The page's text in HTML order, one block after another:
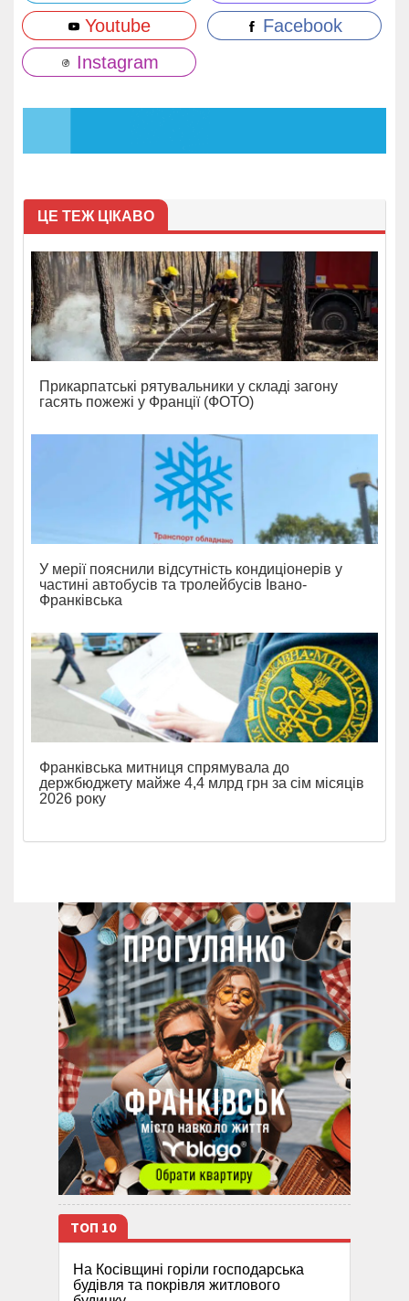
Youtube
Facebook
Instagram
ЦЕ ТЕЖ ЦІКАВО
Прикарпатські рятувальники у складі загону
гасять пожежі у Франції (ФОТО)
У мерії пояснили відсутність кондиціонерів у
частині автобусів та тролейбусів Івано-
Франківська
Франківська митниця спрямувала до
держбюджету майже 4,4 млрд грн за сім місяців
2026 року
ТОП 10
На Косівщині горіли господарська
будівля та покрівля житлового